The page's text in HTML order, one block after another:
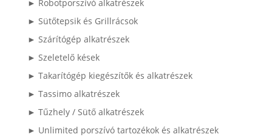
► Robotporszívó alkatrészek
► Sütőtepsik és Grillrácsok
► Szárítógép alkatrészek
► Szeletelő kések
► Takarítógép kiegészítők és alkatrészek
► Tassimo alkatrészek
► Tűzhely / Sütő alkatrészek
► Unlimited porszívó tartozékok és alkatrészek